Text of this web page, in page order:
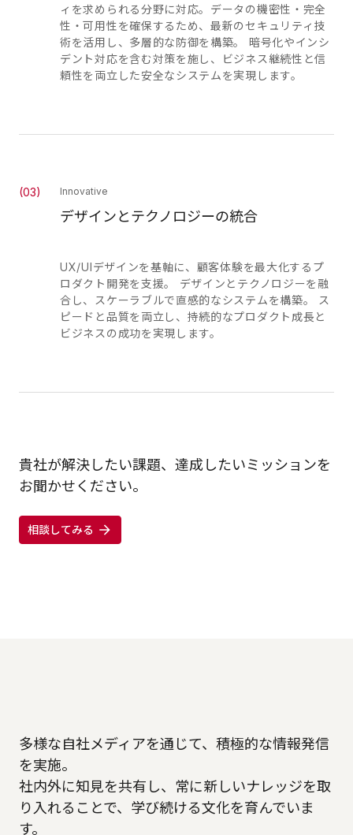
ィを求められる分野に対応。データの機密性・完全
性・可用性を確保するため、最新のセキュリティ技
術を活用し、多層的な防御を構築。 暗号化やインシ
デント対応を含む対策を施し、ビジネス継続性と信
頼性を両立した安全なシステムを実現します。
(03) Innovative
デザインとテクノロジーの統合
UX/UIデザインを基軸に、顧客体験を最大化するプ
ロダクト開発を支援。 デザインとテクノロジーを融
合し、スケーラブルで直感的なシステムを構築。 ス
ピードと品質を両立し、持続的なプロダクト成長と
ビジネスの成功を実現します。
貴社が解決したい課題、達成したいミッションを
お聞かせください。
相談してみる
多様な自社メディアを通じて、積極的な情報発信
を実施。
社内外に知見を共有し、常に新しいナレッジを取
り入れることで、学び続ける文化を育んでいま
す。